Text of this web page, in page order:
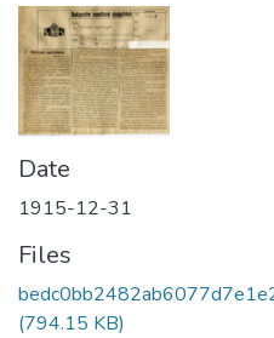
About us
Date
1915-12-31
Files
(794.15 KB)